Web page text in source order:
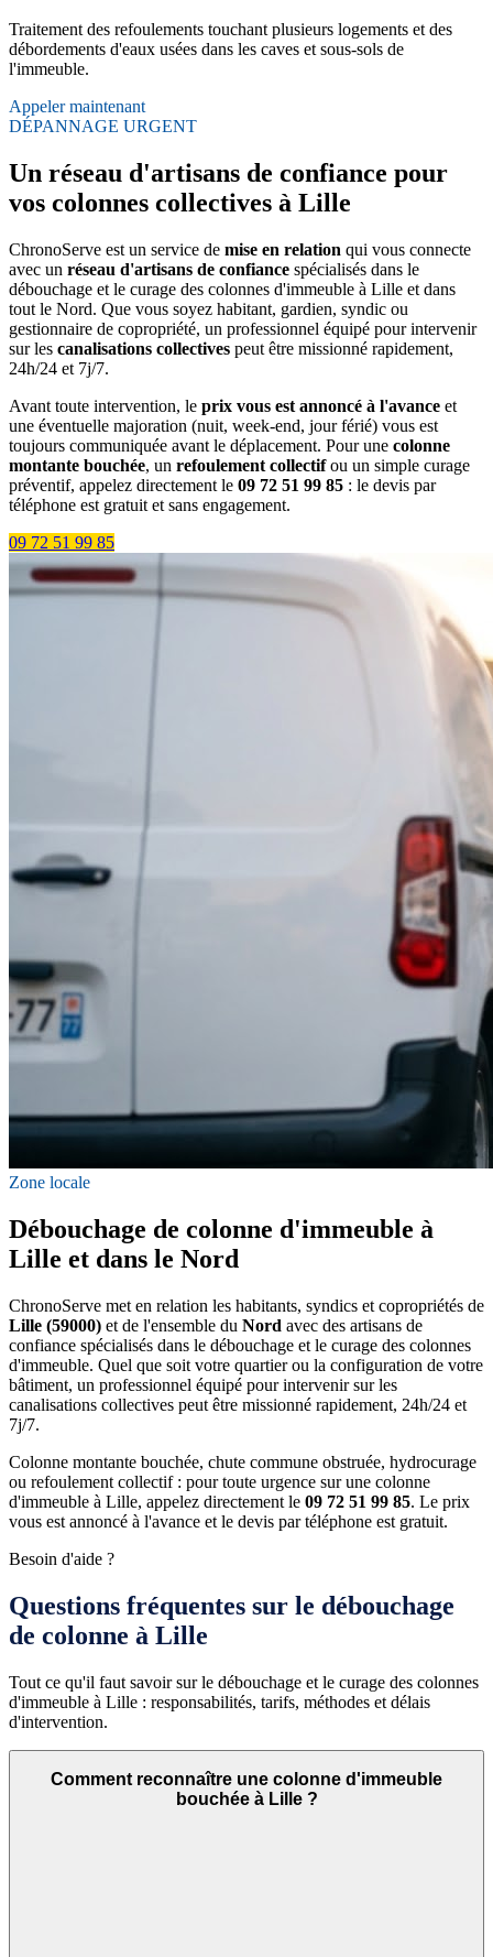
Traitement des refoulements touchant plusieurs logements et des
débordements d'eaux usées dans les caves et sous-sols de
l'immeuble.
Appeler maintenant
DÉPANNAGE URGENT
Un réseau d'artisans de confiance pour
vos colonnes collectives à Lille
ChronoServe est un service de mise en relation qui vous connecte
avec un réseau d'artisans de confiance spécialisés dans le
débouchage et le curage des colonnes d'immeuble à Lille et dans
tout le Nord. Que vous soyez habitant, gardien, syndic ou
gestionnaire de copropriété, un professionnel équipé pour intervenir
sur les canalisations collectives peut être missionné rapidement,
24h/24 et 7j/7.
Avant toute intervention, le prix vous est annoncé à l'avance et
une éventuelle majoration (nuit, week-end, jour férié) vous est
toujours communiquée avant le déplacement. Pour une colonne
montante bouchée, un refoulement collectifou un simple curage
préventif, appelez directement le 09 72 51 99 85 : le devis par
téléphone est gratuit et sans engagement.
09 72 51 99 85
Zone locale
Débouchage de colonne d'immeuble à
Lille et dans le Nord
ChronoServe met en relation les habitants, syndics et copropriétés de
Lille (59000) et de l'ensemble du Nord avec des artisans de
confiance spécialisés dans le débouchage et le curage des colonnes
d'immeuble. Quel que soit votre quartier ou la configuration de votre
bâtiment, un professionnel équipé pour intervenir sur les
canalisations collectives peut être missionné rapidement, 24h/24 et
7j/7.
Colonne montante bouchée, chute commune obstruée, hydrocurage
ou refoulement collectif : pour toute urgence sur une colonne
d'immeuble à Lille, appelez directement le 09 72 51 99 85. Le prix
vous est annoncé à l'avance et le devis par téléphone est gratuit.
Besoin d'aide ?
Questions fréquentes sur le débouchage
de colonne à Lille
Tout ce qu'il faut savoir sur le débouchage et le curage des colonnes
d'immeuble à Lille : responsabilités, tarifs, méthodes et délais
d'intervention.
Comment reconnaître une colonne d'immeuble
bouchée à Lille ?